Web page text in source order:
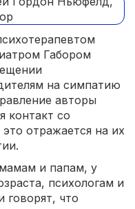
Габором
на симпатию
авторы
контакт со
отражается на их
и папам, у
психологам и
говорят, что